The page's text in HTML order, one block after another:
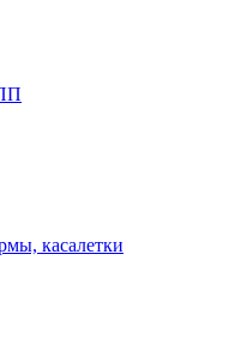
касалетки